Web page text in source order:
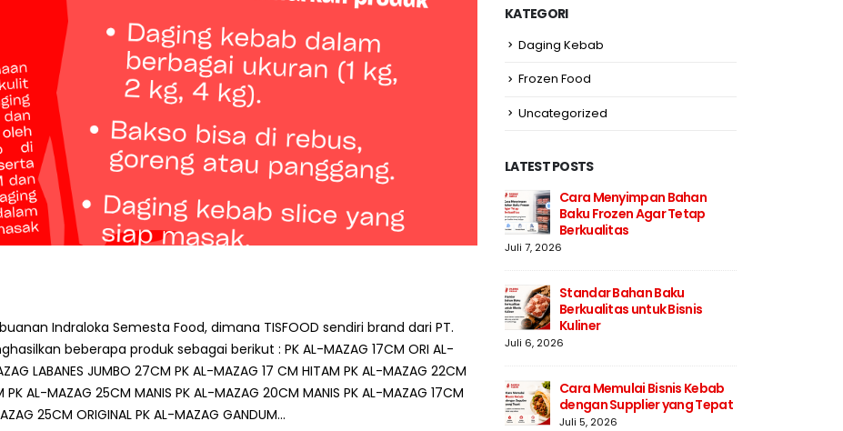
Indraloka Semesta Food, dimana TISFOOD sendiri brand dari PT.
beberapa produk sebagai berikut : PK AL-MAZAG 17CM ORI AL-
LABANES JUMBO 27CM PK AL-MAZAG 17 CM HITAM PK AL-MAZAG 22CM
AL-MAZAG 25CM MANIS PK AL-MAZAG 20CM MANIS PK AL-MAZAG 17CM
25CM ORIGINAL PK AL-MAZAG GANDUM...
KATEGORI
Daging Kebab
Frozen Food
Uncategorized
LATEST POSTS
Cara Menyimpan Bahan
Baku Frozen Agar Tetap
Berkualitas
7, 2026
Kuliner
6, 2026
Cara Memulai Bisnis Kebab
dengan Supplier yang Tepat
Juli 5, 2026
Baku dalam Jumlah Besar
Juli 10, 2026
5 Ciri Supplier Bahan Baku
Profesional
Juli 8, 2026
Cara Menyimpan Bahan
Baku Frozen Agar Tetap
Berkualitas
Juli 7, 2026
Standar Bahan Baku
Berkualitas untuk Bisnis
Kuliner
Juli 6, 2026
Cara Memulai Bisnis Kebab
dengan Supplier yang Tepat
Juli 5, 2026